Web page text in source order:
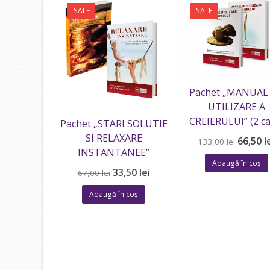
SALE
Pachet „STARI SOLUTIE
SI RELAXARE
INSTANTANEE”
67,00lei Prețul
inițial
a
33,50 leiPrețul
Adaugă în coș
SALE
Pachet „MANUAL
UTILIZARE A
CREIERULUI” (2
133,00lei Prețul
inițial
a
66,50
Adaugă în coș